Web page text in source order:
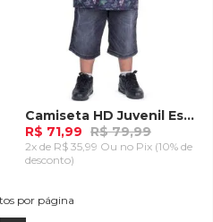
Camiseta HD Juvenil Especial Estampada Island Azul Marinho
R$ 71,99 R$ 79,99
2x de R$ 35,99 Ou no Pix (10% de
desconto)
por página